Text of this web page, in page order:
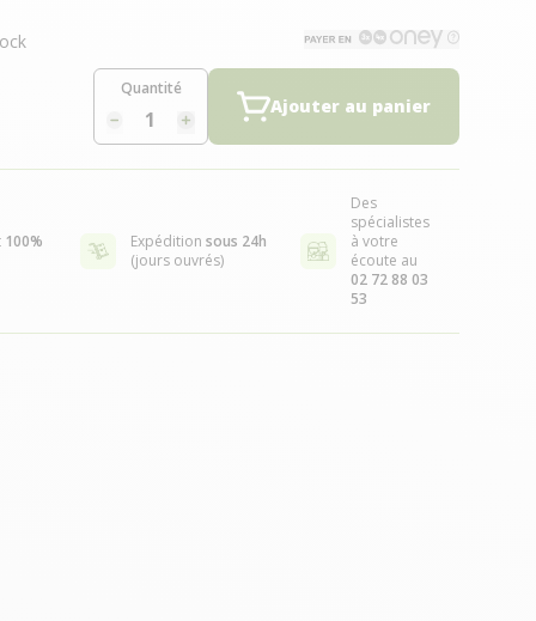
Quantité
Ajouter au panier
100%
Expédition sous 24h
(jours ouvrés)
Des
spécialistes
à votre
écoute au
02 72 88 03
53